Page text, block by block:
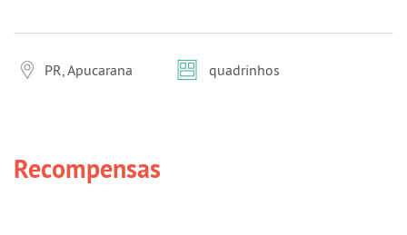
PR, Apucarana quadrinhos
Recompensas